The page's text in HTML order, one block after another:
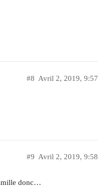
Avril 2, 2019, 9:57
#8
Avril 2, 2019, 9:58
#9
donc…